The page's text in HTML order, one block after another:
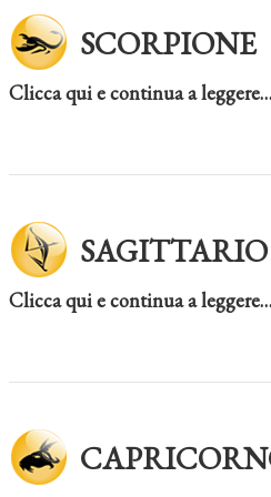
SCORPIONE
Clicca qui e continua a leggere…
SAGITTARIO
Clicca qui e continua a leggere…